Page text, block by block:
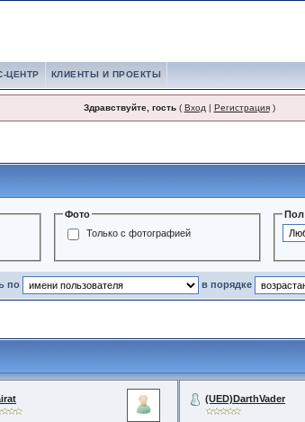
ЦЕНТР КЛИЕНТЫ И ПРОЕКТЫ
Здравствуйте, гость( Вход | Регистрация)
Фото
Только с фотографией
Пол
по в порядке
(UED)DarthVader